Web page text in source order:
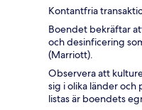
Kontantfria
Boendet bekräftar
och desinficering
(Marriott).
Observera att
sig i olika länder och
listas är boendets